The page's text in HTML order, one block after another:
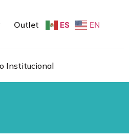
Outlet ES EN
Institucional